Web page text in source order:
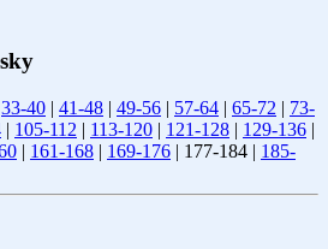
33-40 | 41-48 | 49-56 | 57-64 | 65-72 | 73-
| 105-112 | 113-120 | 121-128 | 129-136 |
| 161-168 | 169-176 | 177-184 | 185-